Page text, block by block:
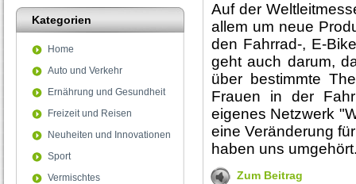
Kategorien
Home
Auto und Verkehr
Ernährung und Gesundheit
Freizeit und Reisen
Neuheiten und Innovationen
Sport
Vermischtes
Auf der
allem um neue
den Fahrrad-, E-
geht auch darum,
über bestimmte
Frauen in der
eigenes Netzwerk
eine Veränderung
haben uns
Zum Beitrag